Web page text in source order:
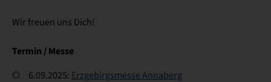
Wir freuen uns Dich!
Termin / Messe
6.09.2025: Erzgebirgsmesse Annaberg